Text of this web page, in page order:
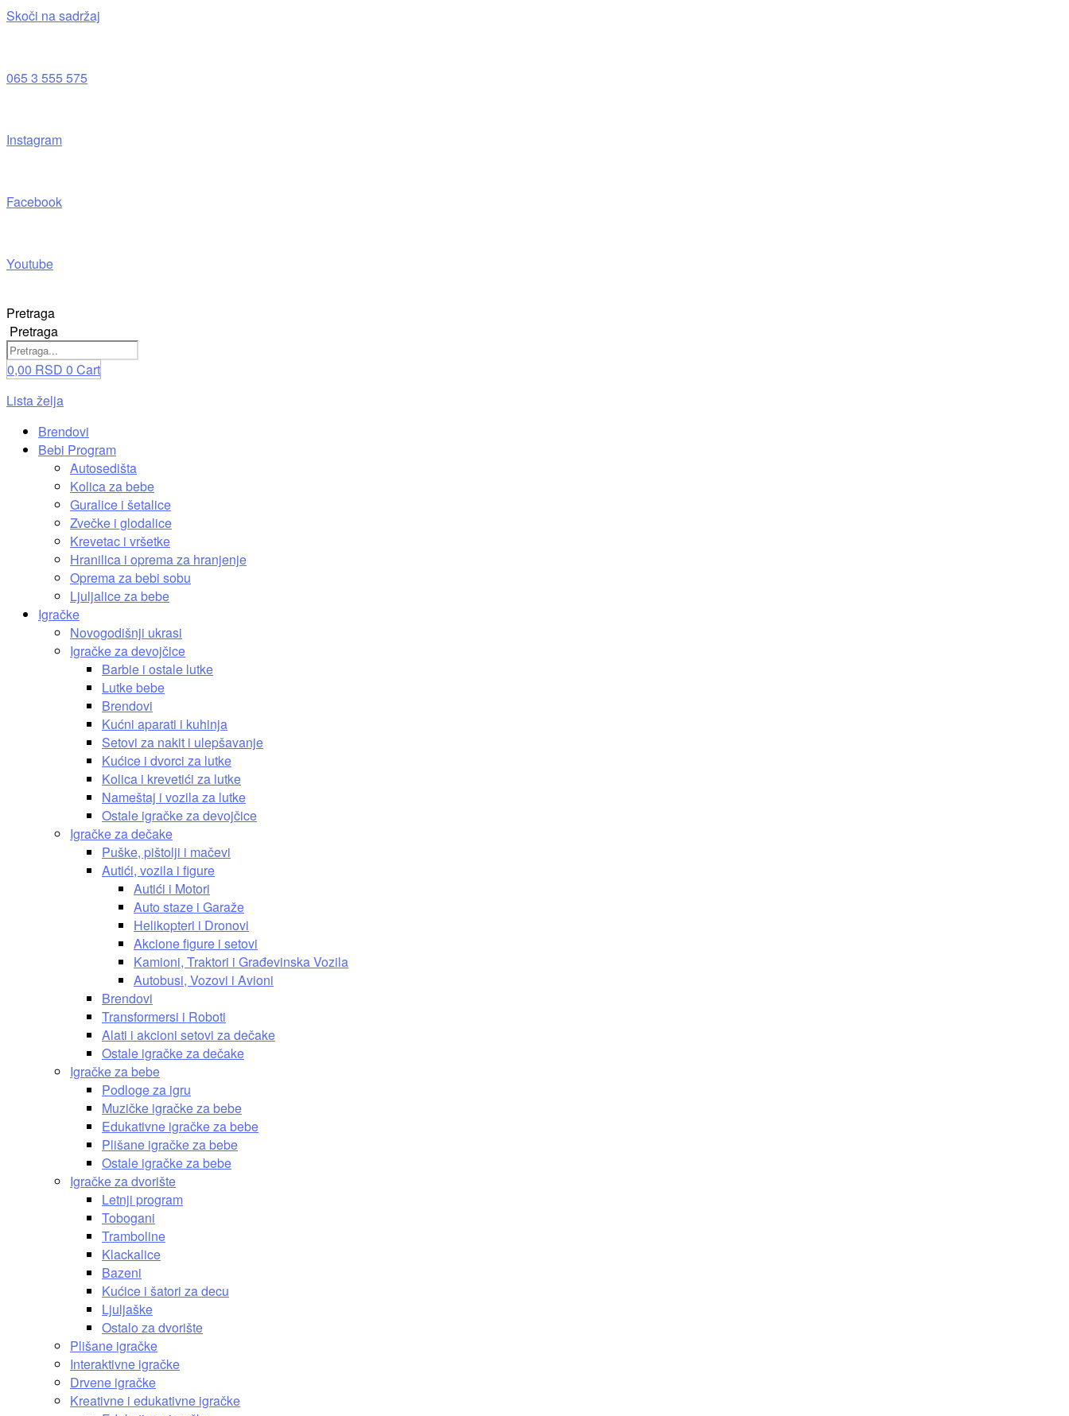
Skoči na sadržaj
065 3 555 575
Instagram
Facebook
Youtube
Pretraga
Pretraga
0,00 RSD 0 Cart
Lista želja
Brendovi
Bebi Program
Autosedišta
Kolica za bebe
Guralice i šetalice
Zvečke i glodalice
Krevetac i vršetke
Hranilica i oprema za hranjenje
Oprema za bebi sobu
Ljuljalice za bebe
Igračke
Novogodišnji ukrasi
Igračke za devojčice
Barbie i ostale lutke
Lutke bebe
Brendovi
Kućni aparati i kuhinja
Setovi za nakit i ulepšavanje
Kućice i dvorci za lutke
Kolica i krevetići za lutke
Nameštaj i vozila za lutke
Ostale igračke za devojčice
Igračke za dečake
Puške, pištolji i mačevi
Autići, vozila i figure
Autići i Motori
Auto staze i Garaže
Helikopteri i Dronovi
Akcione figure i setovi
Kamioni, Traktori i Građevinska Vozila
Autobusi, Vozovi i Avioni
Brendovi
Transformersi i Roboti
Alati i akcioni setovi za dečake
Ostale igračke za dečake
Igračke za bebe
Podloge za igru
Muzičke igračke za bebe
Edukativne igračke za bebe
Plišane igračke za bebe
Ostale igračke za bebe
Igračke za dvorište
Letnji program
Tobogani
Tramboline
Klackalice
Bazeni
Kućice i šatori za decu
Ljuljaške
Ostalo za dvorište
Plišane igračke
Interaktivne igračke
Drvene igračke
Kreativne i edukativne igračke